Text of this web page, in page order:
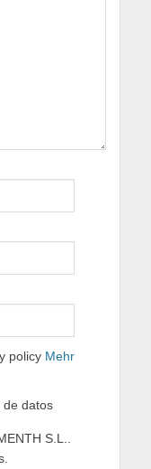
policy Mehr
de datos
S.L..